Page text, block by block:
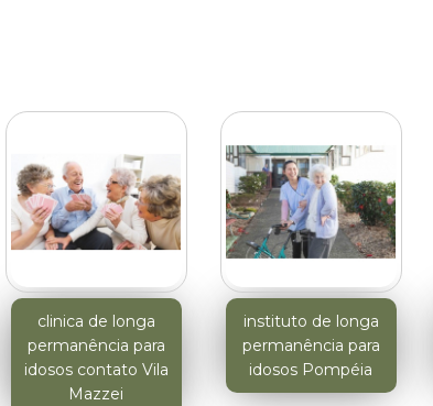
clinica de longa
permanência para
idosos contato Vila
Mazzei
instituto de longa
permanência para
idosos Pompéia